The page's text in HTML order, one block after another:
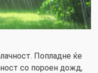
Попладне ќе
со пороен дожд,